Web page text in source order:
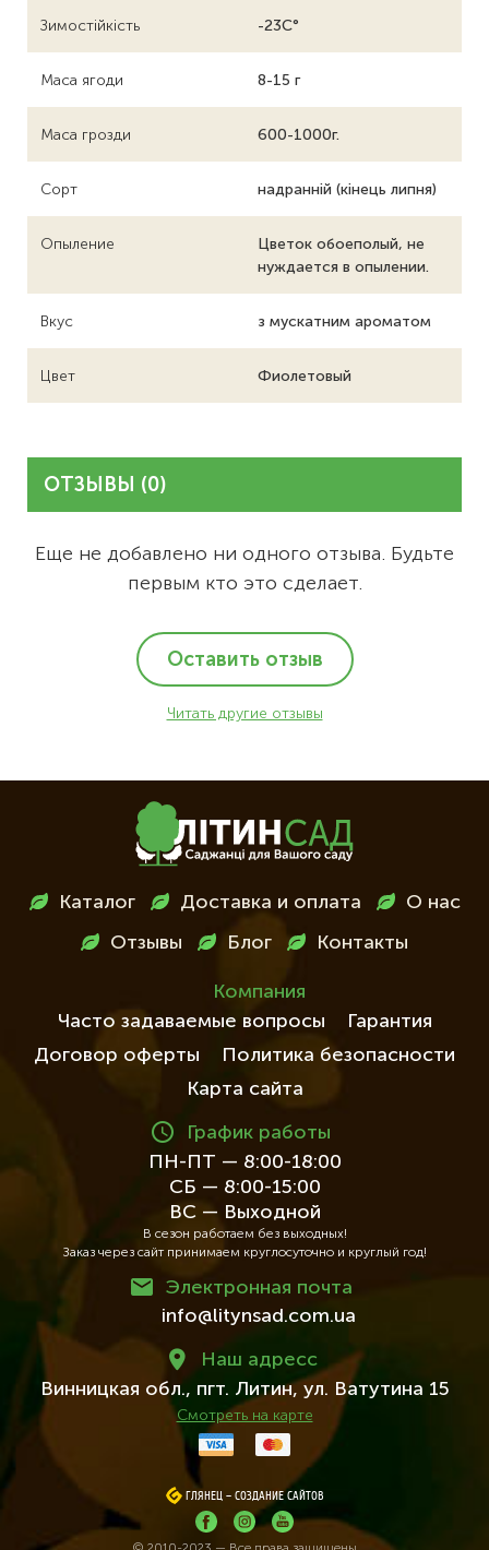
Зимостійкість -23С°
Маса ягоди 8-15 г
Маса грозди 600-1000г.
Сорт надранній (кінець липня)
Опыление
Цветок обоеполый, не
нуждается в опылении.
Вкус з мускатним ароматом
Цвет Фиолетовый
ОТЗЫВЫ (0)
Еще не добавлено ни одного отзыва. Будьте
первым кто это сделает.
Оставить отзыв
Читать другие отзывы
МенюКаталог Доставка и оплата О нас
Отзывы Блог Контакты
Компания
Часто задаваемые вопросы
Гарантия
Договор оферты
Политика безопасности
Карта сайта
График работы
ПН-ПТ — 8:00-18:00
СБ — 8:00-15:00
ВС — Выходной
В сезон работаем без выходных!
Заказ через сайт принимаем круглосуточно и круглый год!
Электронная почта
info@litynsad.com.ua
Наш адресc
Винницкая обл., пгт. Литин, ул. Ватутина 15
Смотреть на карте
ГЛЯНЕЦ– СОЗДАНИЕ САЙТОВ
ГЛЯНЕЦ– СОЗДАНИЕ САЙТОВ